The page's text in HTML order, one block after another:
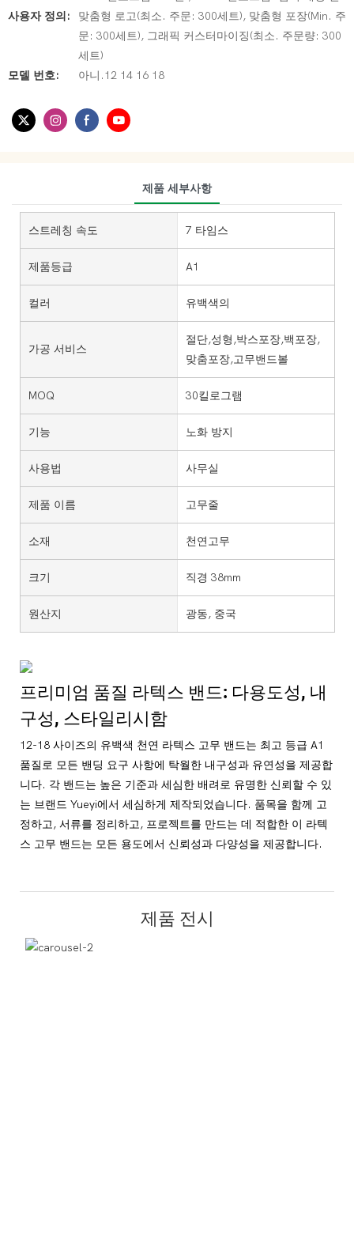
사용자 정의:
맞춤형 로고(최소. 주문: 300세트), 맞춤형 포장(Min. 주
문: 300세트), 그래픽 커스터마이징(최소. 주문량: 300
세트)
모델 번호:
아니.12 14 16 18
제품 세부사항
스트레칭 속도 7 타임스
제품등급 A1
컬러 유백색의
가공 서비스
절단,성형,박스포장,백포장,
맞춤포장,고무밴드볼
MOQ 30킬로그램
기능 노화 방지
사용법 사무실
제품 이름 고무줄
소재 천연고무
크기 직경 38mm
원산지 광동, 중국
프리미엄 품질 라텍스 밴드: 다용도성, 내
구성, 스타일리시함
12-18 사이즈의 유백색 천연 라텍스 고무 밴드는 최고 등급 A1
품질로 모든 밴딩 요구 사항에 탁월한 내구성과 유연성을 제공합
니다. 각 밴드는 높은 기준과 세심한 배려로 유명한 신뢰할 수 있
는 브랜드 Yueyi에서 세심하게 제작되었습니다. 품목을 함께 고
정하고, 서류를 정리하고, 프로젝트를 만드는 데 적합한 이 라텍
스 고무 밴드는 모든 용도에서 신뢰성과 다양성을 제공합니다.
제품 전시